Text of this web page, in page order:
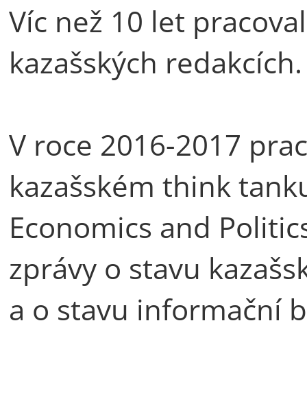
Víc než 10 let
kazašských redakcích.
V roce 2016-2017
kazašském think
Economics and
zprávy o stavu
a o stavu informační